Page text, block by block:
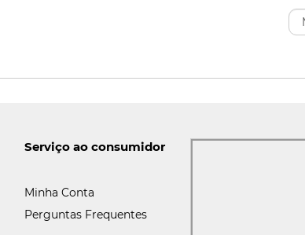
Serviço ao consumidor
Minha Conta
Perguntas Frequentes